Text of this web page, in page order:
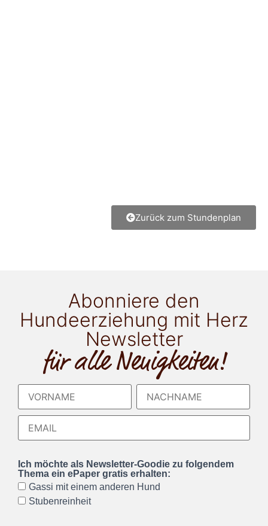
Zurück zum Stundenplan
Abonniere den
Hundeerziehung mit Herz
Newsletter
für alle Neuigkeiten!
Ich möchte als Newsletter-Goodie zu folgendem
Thema ein ePaper gratis erhalten:
Gassi mit einem anderen Hund
Stubenreinheit